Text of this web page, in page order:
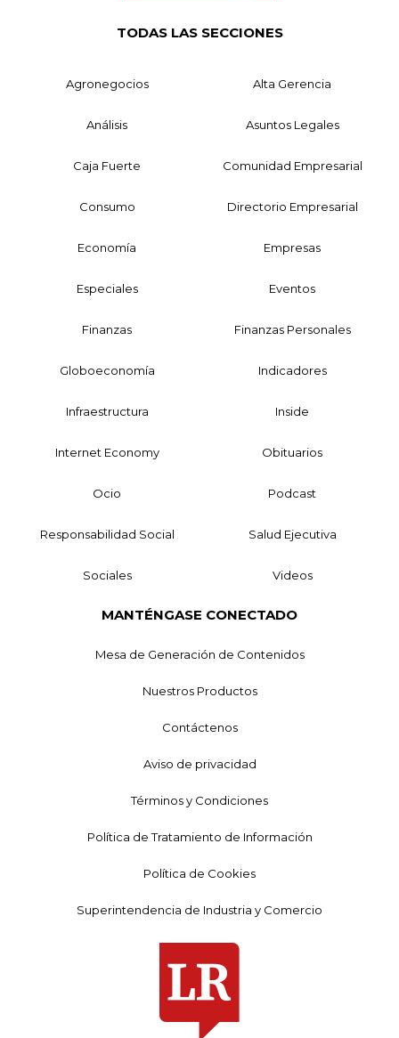
TODAS LAS SECCIONES
Agronegocios Alta Gerencia
Análisis Asuntos Legales
Caja Fuerte Comunidad Empresarial
Consumo Directorio Empresarial
Economía Empresas
Especiales Eventos
Finanzas Finanzas Personales
Globoeconomía Indicadores
Infraestructura Inside
Internet Economy Obituarios
Ocio Podcast
Responsabilidad Social Salud Ejecutiva
Sociales Videos
MANTÉNGASE CONECTADO
Mesa de Generación de Contenidos
Nuestros Productos
Contáctenos
Aviso de privacidad
Términos y Condiciones
Política de Tratamiento de Información
Política de Cookies
Superintendencia de Industria y Comercio